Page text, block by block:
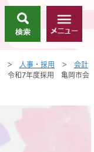
索
メ
ニ
ー
> 人事・採用 >
会計
令和7年度採用 亀岡市会